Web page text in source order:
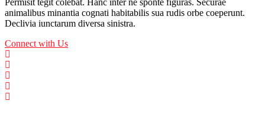
Permisit tegit colebat. Hanc inter ne sponte figuras. Securae
animalibus minantia cognati habitabilis sua rudis orbe coeperunt.
Declivia iunctarum diversa sinistra.
Connect with Us